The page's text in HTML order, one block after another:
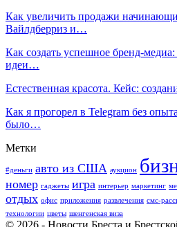
Как увеличить продажи
Вайлдберриз и…
Как создать успешное бренд-
идеи…
Естественная красота. Кейс:
Как я прогорел в Telegram без
было…
Метки
#деньги авто из США аукцион
номер гаджеты игра интерьер маркетинг
отдых офис приложения развлечения смс-
технологии цветы шенгенская виза